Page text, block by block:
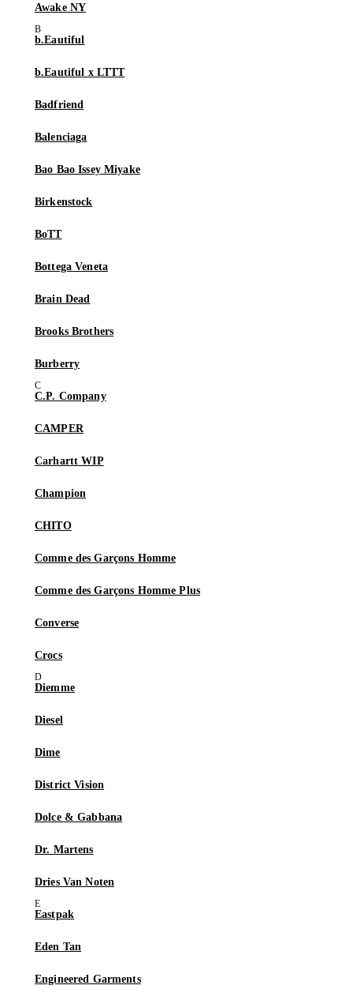
Awake NY
b.Eautiful
b.Eautiful x LTTT
Badfriend
Balenciaga
Bao Bao Issey Miyake
Birkenstock
BoTT
Bottega Veneta
Brain Dead
Brooks Brothers
Burberry
C.P. Company
CAMPER
Carhartt WIP
Champion
CHITO
Comme des Garçons Homme
Comme des Garçons Homme Plus
Converse
Crocs
Diemme
Diesel
Dime
District Vision
Dolce & Gabbana
Dr. Martens
Dries Van Noten
Eastpak
Eden Tan
Engineered Garments